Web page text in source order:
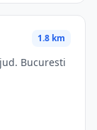
1.8 km
Bucuresti